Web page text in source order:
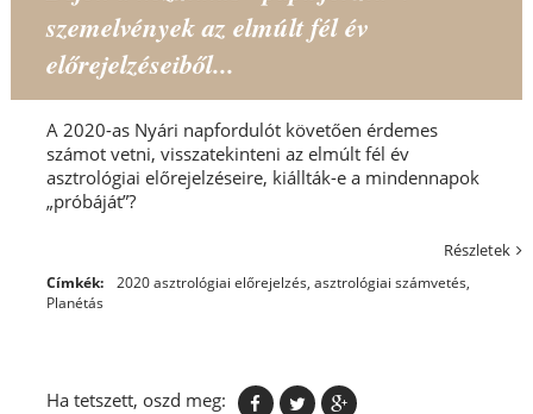
szemelvények az elmúlt fél év
előrejelzéseiből...
A 2020-as Nyári napfordulót követően érdemes
számot vetni, visszatekinteni az elmúlt fél év
asztrológiai előrejelzéseire, kiállták-e a mindennapok
„próbáját”?
Részletek
Címkék: 2020 asztrológiai előrejelzés, asztrológiai számvetés,
Planétás
Ha tetszett, oszd meg: